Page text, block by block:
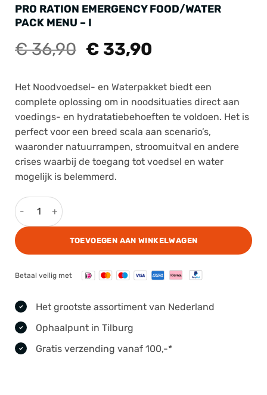
PRO RATION EMERGENCY FOOD/WATER
PACK MENU – I
€36,90 Oorspronkelijke
was:
€ 36,90.
€ 33,90
is:
€ 33,90.
Het Noodvoedsel- en Waterpakket biedt een
complete oplossing om in noodsituaties direct aan
voedings- en hydratatiebehoeften te voldoen. Het is
perfect voor een breed scala aan scenario’s,
waaronder natuurrampen, stroomuitval en andere
crises waarbij de toegang tot voedsel en water
mogelijk is belemmerd.
Pro Ration Emergency Food/Water Pack Menu - I aantal
TOEVOEGEN AAN WINKELWAGEN
Betaal veilig met
Het grootste assortiment van Nederland
Ophaalpunt in Tilburg
Gratis verzending vanaf 100,-*